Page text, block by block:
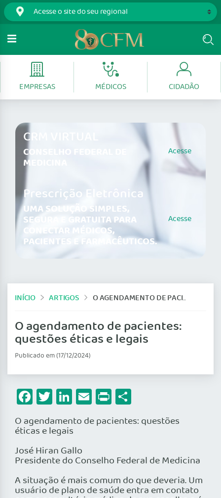
EMPRESAS MÉDICOS CIDADÃO
CRM VIRTUAL
CONSELHO FEDERAL DE
MEDICINA
Acesse
Prescrição Eletrônica
UMA SOLUÇÃO SIMPLES,
SEGURA E GRATUITA PARA
CONECTAR MÉDICOS,
PACIENTES E FARMACÊUTICOS.
Acesse
INÍCIO ARTIGOS O AGENDAMENTO DE PACIENTES: QUESTÕES ÉTICAS E LEGAIS
O agendamento de pacientes:
questões éticas e legais
Publicado em (17/12/2024)
Facebook
Twitter
LinkedIn
Email
Print
O agendamento de pacientes: questões
éticas e legais
José Hiran Gallo
Presidente do Conselho Federal de Medicina
A situação é mais comum do que deveria. Um
usuário de plano de saúde entra em contato